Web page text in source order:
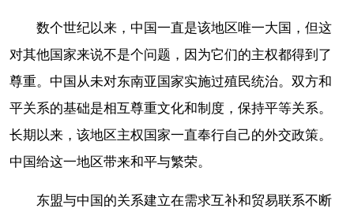
数个世纪以来，中国一直是该地区唯一大国，但这
对其他国家来说不是个问题，因为它们的主权都得到了
尊重。中国从未对东南亚国家实施过殖民统治。双方和
平关系的基础是相互尊重文化和制度，保持平等关系。
长期以来，该地区主权国家一直奉行自己的外交政策。
中国给这一地区带来和平与繁荣。
东盟与中国的关系建立在需求互补和贸易联系不断